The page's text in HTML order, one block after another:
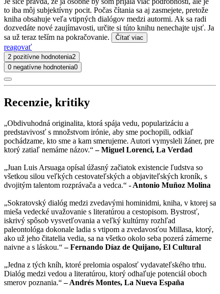
to iba môj subjektívny pocit. Počas čítania sa aj zasmejete, pretože
kniha obsahuje veľa vtipných dialógov medzi autormi. Ak sa radi
dozvedáte nové zaujímavosti, určite si túto knihu nenechajte ujsť. Ja
sa už teraz teším na pokračovanie.
Čítať viac
reagovať
2 pozitívne hodnotenia2
0 negatívne hodnotenia0
Recenzie, kritiky
„Obdivuhodná originalita, ktorá spája vedu, popularizáciu a
predstavivosť s množstvom irónie, aby sme pochopili, odkiaľ
pochádzame, kto sme a kam smerujeme. Autori vymysleli žáner, pre
ktorý zatiaľ nemáme názov.“– Miguel Lorenci, La Verdad
„Juan Luis Arsuaga opísal úžasný začiatok existencie ľudstva so
všetkou silou veľkých cestovateľských a objaviteľských kroník, s
dvojitým talentom rozprávača a vedca.“ - Antonio Muñoz Molina
„Sokratovský dialóg medzi zvedavými hominidmi, kniha, v ktorej sa
mieša vedecké uvažovanie s literatúrou a cestopisom. Bystrosť,
iskrivý spôsob vysvetľovania a veľký kultúrny rozhľad
paleontológa dokonale ladia s vtipom a zvedavosťou Millasa, ktorý,
ako už jeho čitatelia vedia, sa na všetko okolo seba pozerá zámerne
naivne a s láskou.“– Fernando Díaz de Quijano, El Cultural
„Jedna z tých kníh, ktoré prelomia ospalosť vydavateľského trhu.
Dialóg medzi vedou a literatúrou, ktorý odhaľuje potenciál oboch
smerov poznania.“– Andrés Montes, La Nueva España